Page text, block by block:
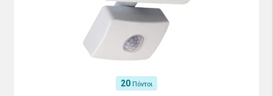
20 Πόντοι